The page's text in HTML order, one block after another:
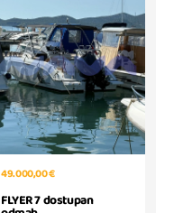
49.000,00 €
FLYER 7 dostupan